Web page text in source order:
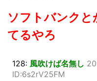
ソフトバンクと
てるやろ
128: 風吹けば名無し
ID:6s2rV25FM